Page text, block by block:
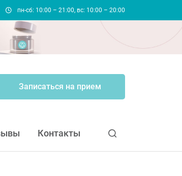
пн-сб: 10:00 – 21:00, вс: 10:00 – 20:00
Записаться на прием
Контакты